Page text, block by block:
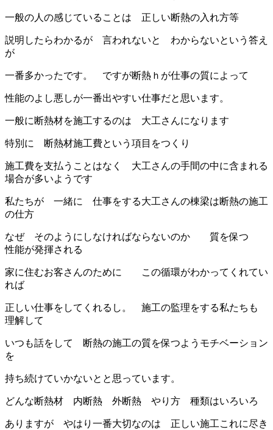
一般の人の感じていることは 正しい断熱の入れ方等
説明したらわかるが 言われないと わからないという答え
が
一番多かったです。 ですが断熱ｈが仕事の質によって
性能のよし悪しが一番出やすい仕事だと思います。
一般に断熱材を施工するのは 大工さんになります
特別に 断熱材施工費という項目をつくり
施工費を支払うことはなく 大工さんの手間の中に含まれる
場合が多いようです
私たちが 一緒に 仕事をする大工さんの棟梁は断熱の施工
の仕方
なぜ そのようにしなければならないのか 質を保つ
性能が発揮される
家に住むお客さんのために この循環がわかってくれてい
れば
正しい仕事をしてくれるし。 施工の監理をする私たちも
理解して
いつも話をして 断熱の施工の質を保つようモチベーション
を
持ち続けていかないとと思っています。
どんな断熱材 内断熱 外断熱 やり方 種類はいろいろ
ありますが やはり一番大切なのは 正しい施工これに尽き